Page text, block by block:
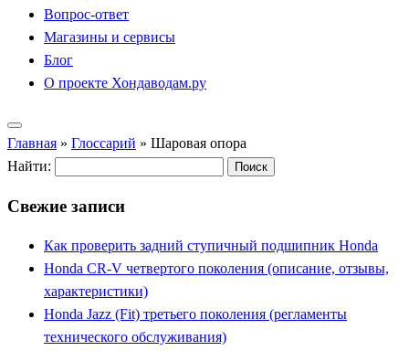
Вопрос-ответ
Магазины и сервисы
Блог
О проекте Хондаводам.ру
Главная » Глоссарий » Шаровая опора
Найти:
Свежие записи
Как проверить задний ступичный подшипник Honda
Honda CR-V четвертого поколения (описание, отзывы,
характеристики)
Honda Jazz (Fit) третьего поколения (регламенты
технического обслуживания)